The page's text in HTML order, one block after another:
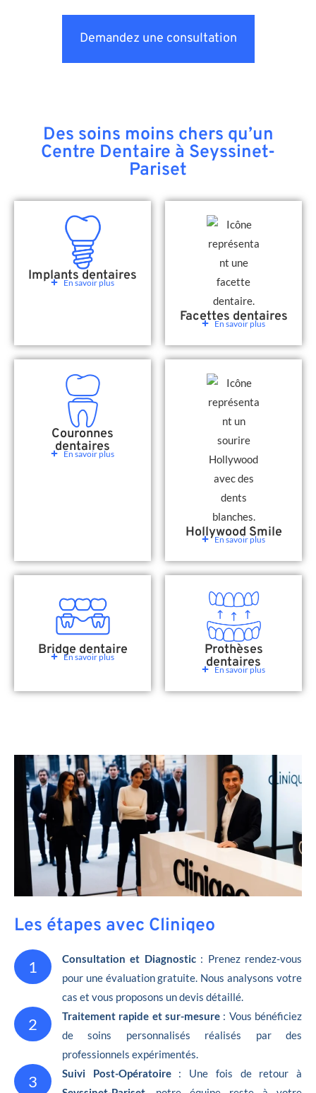
Demandez une consultation
Des soins moins chers qu’un
Centre Dentaire à Seyssinet-
Pariset
Implants dentaires
En savoir plus
Facettes dentaires
En savoir plus
Couronnes
dentaires
En savoir plus
Hollywood Smile
En savoir plus
Bridge dentaire
En savoir plus Prothèses
dentaires
En savoir plus
Les étapes avec Cliniqeo
1 Consultation et Diagnostic: Prenez rendez-vous
pour une évaluation gratuite. Nous analysons votre
cas et vous proposons un devis détaillé.
2 Traitement rapide et sur-mesure : Vous bénéficiez
de soins personnalisés réalisés par des
professionnels expérimentés.
3 Suivi Post-Opératoire : Une fois de retour à